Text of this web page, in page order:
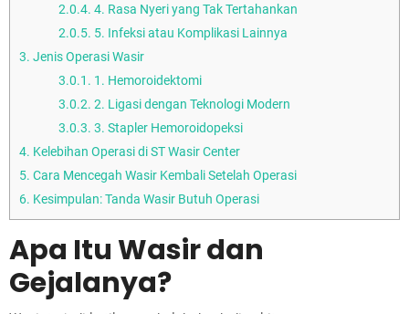
2.0.4. 4. Rasa Nyeri yang Tak Tertahankan
2.0.5. 5. Infeksi atau Komplikasi Lainnya
3. Jenis Operasi Wasir
3.0.1. 1. Hemoroidektomi
3.0.2. 2. Ligasi dengan Teknologi Modern
3.0.3. 3. Stapler Hemoroidopeksi
4. Kelebihan Operasi di ST Wasir Center
5. Cara Mencegah Wasir Kembali Setelah Operasi
6. Kesimpulan: Tanda Wasir Butuh Operasi
Apa Itu Wasir dan
Gejalanya?